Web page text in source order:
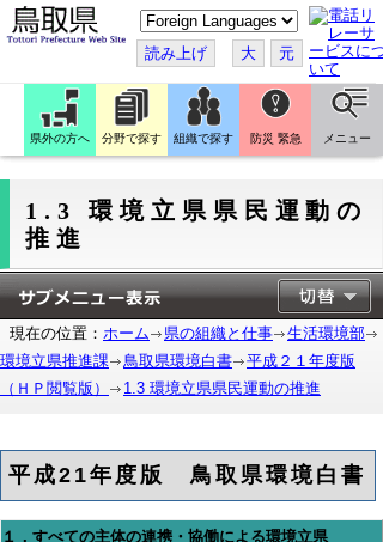
こ
の
ペ
ー
ジ
翻
訳
す
読み上げ 大 元
県外の方へ 分野で探す 組織で探す 防災 緊急 メニュー
1.3 環境立県県民運動の
推進
現在の位置： ホーム 県の組織と仕事
生活環境部
環境立県推進課
鳥取県環境白書
平成２１年度版
（ＨＰ閲覧版）
1.3 環境立県県民運動の推進
平成21年度版 鳥取県環境白書
１．すべての主体の連携・協働による環境立県